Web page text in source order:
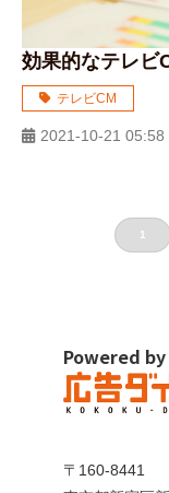
効果的なテレビ
テレビCM
2021-10-21 05:58
1
Powered by
〒160-8441